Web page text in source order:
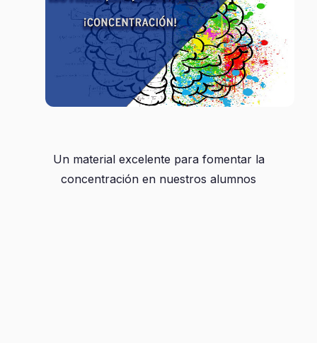
Un material excelente para fomentar la
concentración en nuestros alumnos